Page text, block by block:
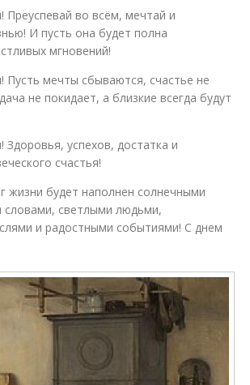
Преуспевай во всём, мечтай и
И пусть она будет полна
мгновений!
Пусть мечты сбываются, счастье не
не покидает, а близкие всегда будут
успехов, достатка и
счастья!
жизни будет наполнен солнечными
светлыми людьми,
и радостными событиями! С днем